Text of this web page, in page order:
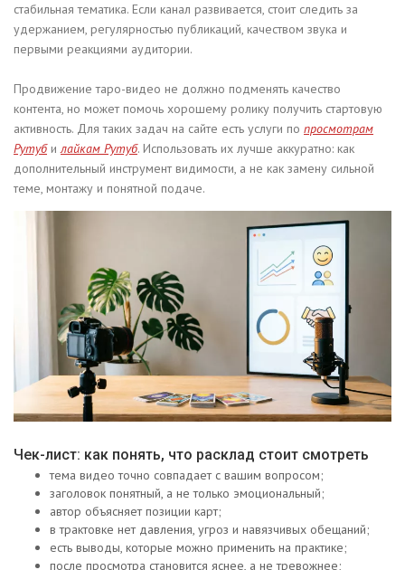
стабильная тематика. Если канал развивается, стоит следить за
удержанием, регулярностью публикаций, качеством звука и
первыми реакциями аудитории.
Продвижение таро-видео не должно подменять качество
контента, но может помочь хорошему ролику получить стартовую
активность. Для таких задач на сайте есть услуги по просмотрам
Рутубилайкам Рутуб. Использовать их лучше аккуратно: как
дополнительный инструмент видимости, а не как замену сильной
теме, монтажу и понятной подаче.
Чек-лист: как понять, что расклад стоит смотреть
тема видео точно совпадает с вашим вопросом;
заголовок понятный, а не только эмоциональный;
автор объясняет позиции карт;
в трактовке нет давления, угроз и навязчивых обещаний;
есть выводы, которые можно применить на практике;
после просмотра становится яснее, а не тревожнее;